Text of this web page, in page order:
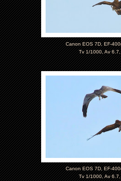
Canon EOS 7D, EF-
Tv 1/1000, Av
Canon EOS 7D, EF-
Tv 1/1000, Av